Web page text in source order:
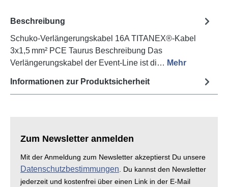
Beschreibung
Schuko-Verlängerungskabel 16A TITANEX®-Kabel
3x1,5 mm² PCE Taurus Beschreibung Das
Verlängerungskabel der Event-Line ist di… Mehr
Informationen zur Produktsicherheit
Zum Newsletter anmelden
Mit der Anmeldung zum Newsletter akzeptierst Du unsere
Datenschutzbestimmungen . Du kannst den Newsletter
jederzeit und kostenfrei über einen Link in der E-Mail